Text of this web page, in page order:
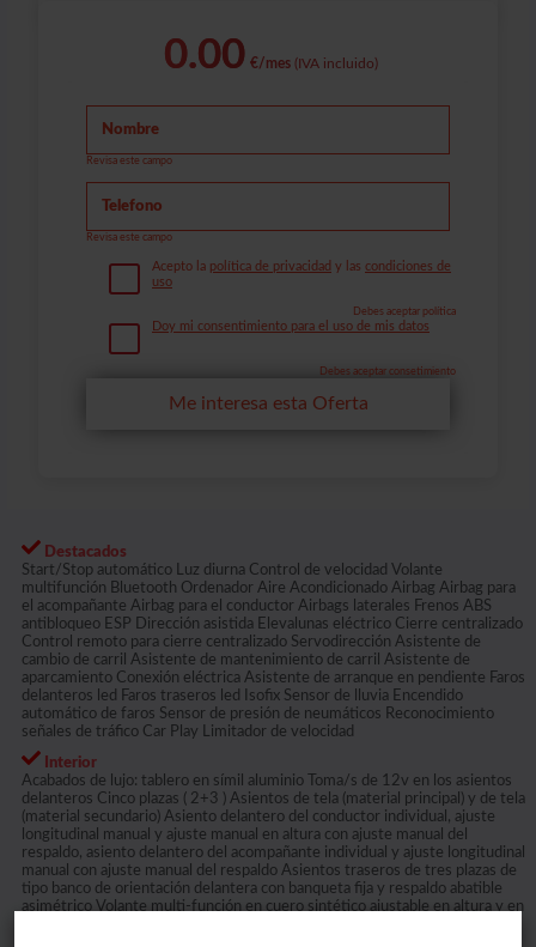
0.00 €/mes (IVA incluido)
Revisa este campo
Revisa este campo
Acepto la política de privacidad y las condiciones de
uso
Debes aceptar política
Doy mi consentimiento para el uso de mis datos
Debes aceptar consetimiento
Me interesa esta Oferta
Destacados
Start/Stop automático Luz diurna Control de velocidad Volante
multifunción Bluetooth Ordenador Aire Acondicionado Airbag Airbag para
el acompañante Airbag para el conductor Airbags laterales Frenos ABS
antibloqueo ESP Dirección asistida Elevalunas eléctrico Cierre centralizado
Control remoto para cierre centralizado Servodirección Asistente de
cambio de carril Asistente de mantenimiento de carril Asistente de
aparcamiento Conexión eléctrica Asistente de arranque en pendiente Faros
delanteros led Faros traseros led Isofix Sensor de lluvia Encendido
automático de faros Sensor de presión de neumáticos Reconocimiento
señales de tráfico Car Play Limitador de velocidad
Interior
Acabados de lujo: tablero en símil aluminio Toma/s de 12v en los asientos
delanteros Cinco plazas ( 2+3 ) Asientos de tela (material principal) y de tela
(material secundario) Asiento delantero del conductor individual, ajuste
longitudinal manual y ajuste manual en altura con ajuste manual del
respaldo, asiento delantero del acompañante individual y ajuste longitudinal
manual con ajuste manual del respaldo Asientos traseros de tres plazas de
tipo banco de orientación delantera con banqueta fija y respaldo abatible
asimétrico Volante multi-función en cuero sintético ajustable en altura y en